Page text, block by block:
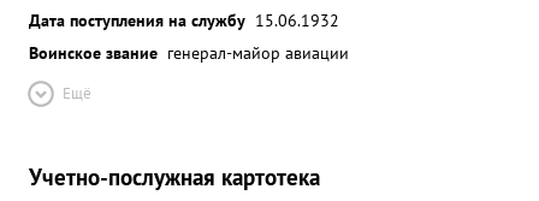
Дата поступления на службу 15.06.1932
Воинское звание генерал-майор авиации
Ещё
Учетно-послужная картотека